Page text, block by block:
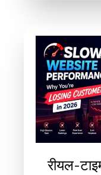
रीयल-